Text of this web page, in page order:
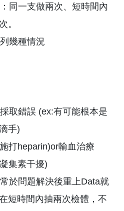
同一支做兩次、短時間內
。
幾種情況
取錯誤 (ex:有可能根本是
手)
打heparin)or輸血治療
集素干擾)
於問題解決後重上Data就
短時間內抽兩次檢體，不